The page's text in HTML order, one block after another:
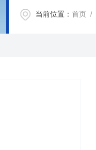
当前位置：首页 /